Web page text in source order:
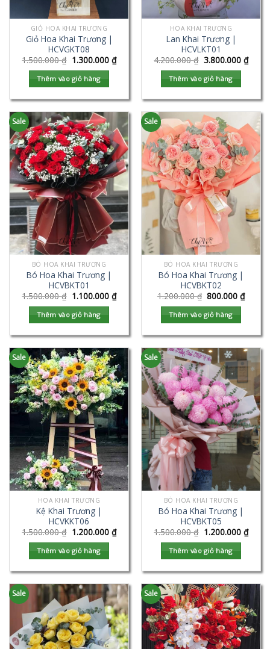
GIỎ HOA KHAI TRƯƠNG
Giỏ Hoa Khai Trương |
HCVGKT08
1.500.000₫ 1.300.000 ₫
Thêm vào giỏ hàng
HOA KHAI TRƯƠNG
Lan Khai Trương |
HCVLKT01
4.200.000₫ 3.800.000 ₫
Thêm vào giỏ hàng
Sale
BÓ HOA KHAI TRƯƠNG
Bó Hoa Khai Trương |
HCVBKT01
1.500.000₫ 1.100.000 ₫
Thêm vào giỏ hàng
Sale
BÓ HOA KHAI TRƯƠNG
Bó Hoa Khai Trương |
HCVBKT02
1.200.000₫ 800.000₫
Thêm vào giỏ hàng
Sale
HOA KHAI TRƯƠNG
Kệ Khai Trương |
HCVKKT06
1.500.000₫ 1.200.000 ₫
Thêm vào giỏ hàng
Sale
BÓ HOA KHAI TRƯƠNG
Bó Hoa Khai Trương |
HCVBKT05
1.500.000₫ 1.200.000 ₫
Thêm vào giỏ hàng
Sale Sale